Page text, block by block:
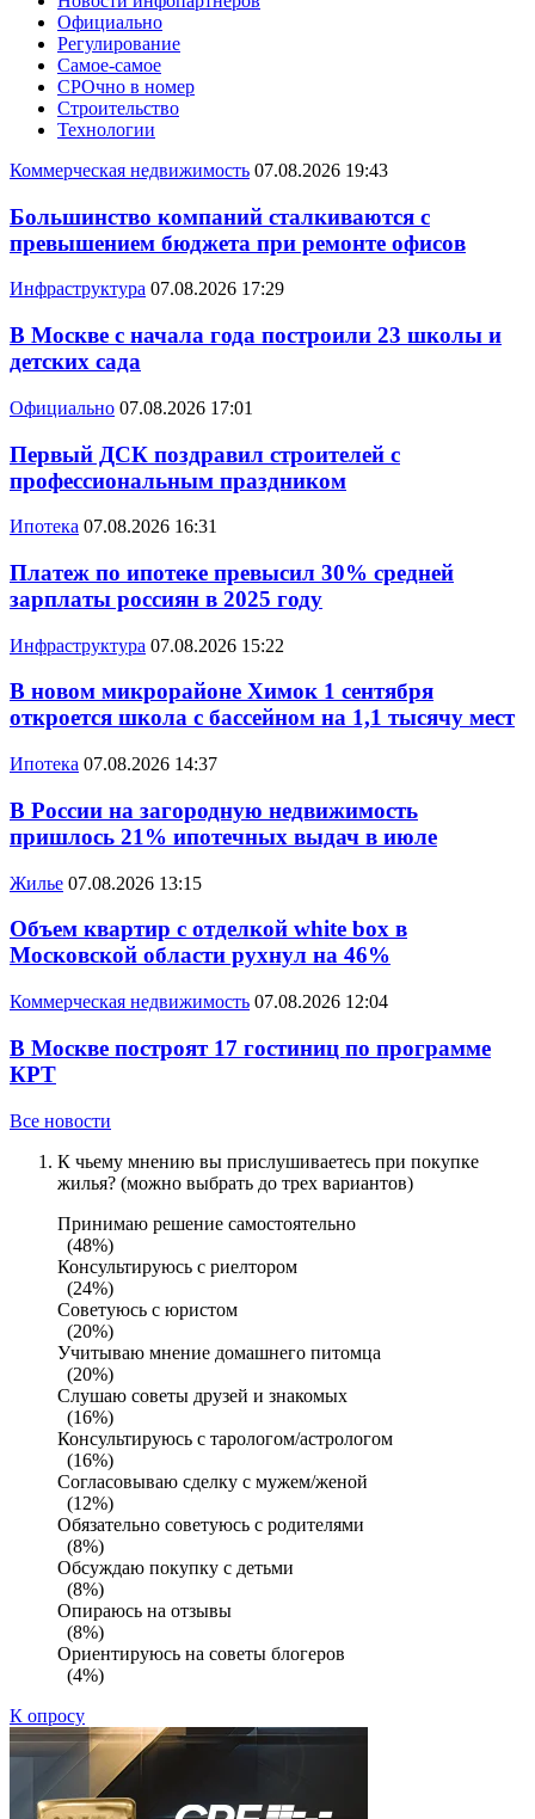
Официально
Регулирование
Самое-самое
СРОчно в номер
Строительство
Технологии
Коммерческая недвижимость 07.08.2026 19:43
Большинство компаний сталкиваются с
превышением бюджета при ремонте офисов
Инфраструктура 07.08.2026 17:29
В Москве с начала года построили 23 школы и
детских сада
Официально 07.08.2026 17:01
Первый ДСК поздравил строителей с
профессиональным праздником
Ипотека 07.08.2026 16:31
Платеж по ипотеке превысил 30% средней
зарплаты россиян в 2025 году
Инфраструктура 07.08.2026 15:22
В новом микрорайоне Химок 1 сентября
откроется школа с бассейном на 1,1 тысячу мест
Ипотека 07.08.2026 14:37
В России на загородную недвижимость
пришлось 21% ипотечных выдач в июле
Жилье 07.08.2026 13:15
Объем квартир с отделкой white box в
Московской области рухнул на 46%
Коммерческая недвижимость 07.08.2026 12:04
В Москве построят 17 гостиниц по программе
КРТ
Все новости
К чьему мнению вы прислушиваетесь при покупке
жилья? (можно выбрать до трех вариантов)
Принимаю решение самостоятельно
(48%)
Консультируюсь с риелтором
(24%)
Советуюсь с юристом
(20%)
Учитываю мнение домашнего питомца
(20%)
Слушаю советы друзей и знакомых
(16%)
Консультируюсь с тарологом/астрологом
(16%)
Согласовываю сделку с мужем/женой
(12%)
Обязательно советуюсь с родителями
(8%)
Обсуждаю покупку с детьми
(8%)
Опираюсь на отзывы
(8%)
Ориентируюсь на советы блогеров
(4%)
К опросу